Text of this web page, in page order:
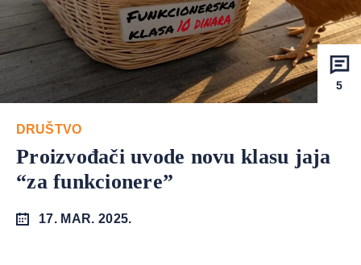
5
DRUŠTVO
Proizvođači uvode novu klasu jaja
“za funkcionere”
17. MAR. 2025.